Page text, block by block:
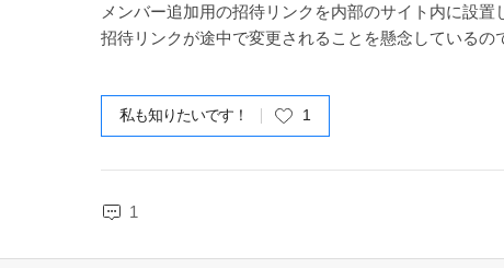
メンバー追加用の招待リンクを内部のサイト内に設
招待リンクが途中で変更されることを懸念しているの
私も知りたいです！ 1
1